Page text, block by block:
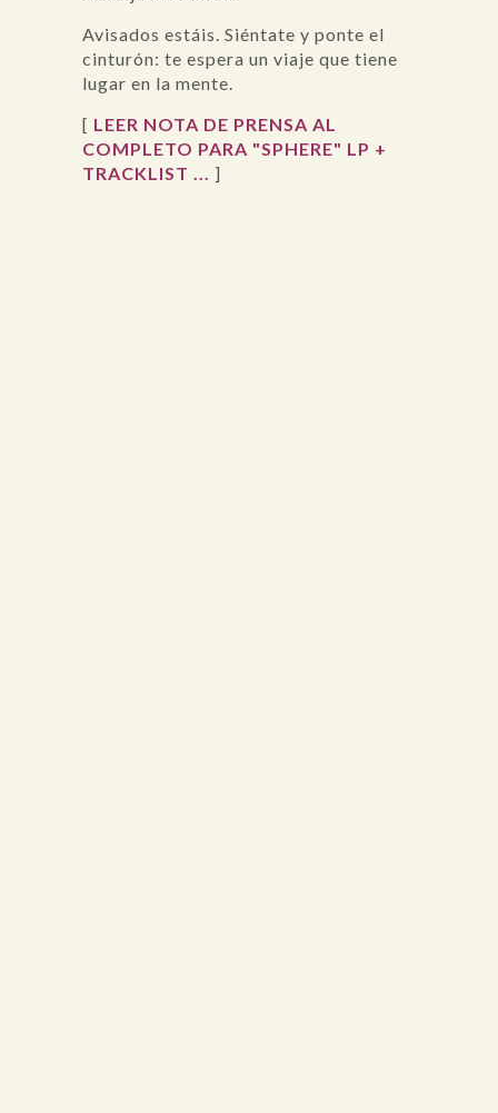
Avisados estáis. Siéntate y ponte el
cinturón: te espera un viaje que tiene
lugar en la mente.
[ LEER NOTA DE PRENSA AL
COMPLETO PARA "SPHERE" LP +
TRACKLIST ... ]